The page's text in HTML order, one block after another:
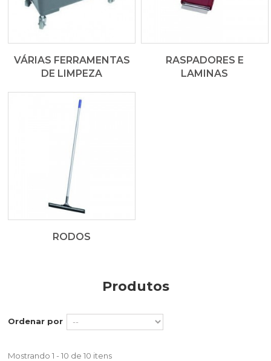
VÁRIAS FERRAMENTAS
DE LIMPEZA
RASPADORES E
LAMINAS
RODOS
Produtos
Ordenar por
Mostrando 1 - 10 de 10 itens